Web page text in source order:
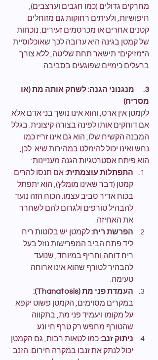
מחרקים גדולים (כמו חגבים וערצבים),
חיפושיות, ולעיתים רחוקות גם מזוחלים
קטנים אחרים או מכרסמים זעירים. נוכחות
של קמטן בגינה היא ערובה לכך שאוכלוסיית
ה"מזיקים" תישאר תחת שליטה, ללא צורך
ברעלים כימיים שפוגעים בסביבה.
3.      מנגנוני הגנה: לשחק אותה מת (או
מסריח)
לקמטן אין ארס, והוא אינו נושך בני אדם אלא
אם דוחקים אותו לפינה בצורה קיצונית. בגלל
המבנה הקשיח שלו, הוא גם אינו זריז כמו
נחש ואינו יכול להימלט במהירות שיא. לכן,
הוא פיתח אסטרטגיות הגנה מעניינות:
התפתלות עוצמתית: אם תנסו להרים
קמטן (דבר שאינו מומלץ), הוא יתפתל
בכוח אדיר סביב עצמו. הכוח הזה נועד
להבהיל טורפים ולגרום להם לשחרר
את האחיזה.
הפרשת ריח: לקמטן יש בלוטות ריח
ליד פתח הביב המפרישות נוזל בעל
ריח דוחה וחריף במיוחד, שנועד
להבהיר לטורף שהוא אינו ארוחה
טעימה.
העמדת פני מת (Thanatosis):
במקרים מסוימים, הקמטן פשוט יקפא
על מקומו ויעמיד פני מת, בתקווה
שהטורף מחפש רק טרף חי ונע.
ניתוק זנב: כמו לטאות רבות, גם הקמטן
יכול לנתק את זנבו במקרה חירום. הזנב